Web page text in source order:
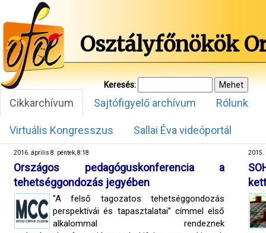
Osztályfőnökök
Keresés:
Cikkarchívum Sajtófigyelő archívum Rólunk
Virtuális Kongresszus Sallai Éva videóportál
2016. április 8. péntek, 8:18
Országos pedagóguskonferencia a
tehetséggondozás jegyében
"A felső tagozatos tehetséggondozás
perspektívái és tapasztalatai” címmel első
alkalommal rendeznek
2015.